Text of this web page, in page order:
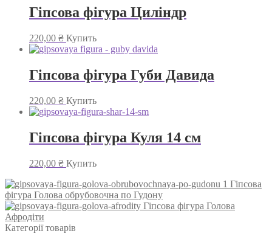
Гіпсова фігура Циліндр
220,00 ₴ Купить
Гіпсова фігура Губи Давида
220,00 ₴ Купить
Гіпсова фігура Куля 14 см
220,00 ₴ Купить
Гіпсова
фігура Голова обрубовочна по Гудону
Гіпсова фігура Голова
Афродіти
Категорії товарів